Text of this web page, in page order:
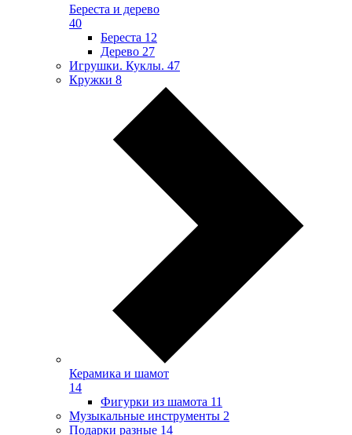
Береста и дерево
40
Береста 12
Дерево 27
Игрушки. Куклы. 47
Кружки 8
Керамика и шамот
14
Фигурки из шамота 11
Музыкальные инструменты 2
Подарки разные 14